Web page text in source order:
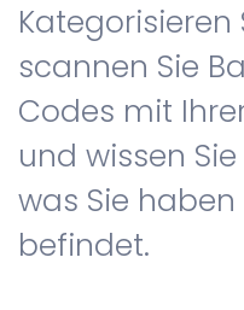
Kategorisieren
scannen Sie
Codes mit
und wissen
was Sie
befindet.